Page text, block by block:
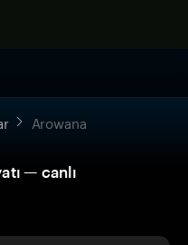
Arowana
— canlı